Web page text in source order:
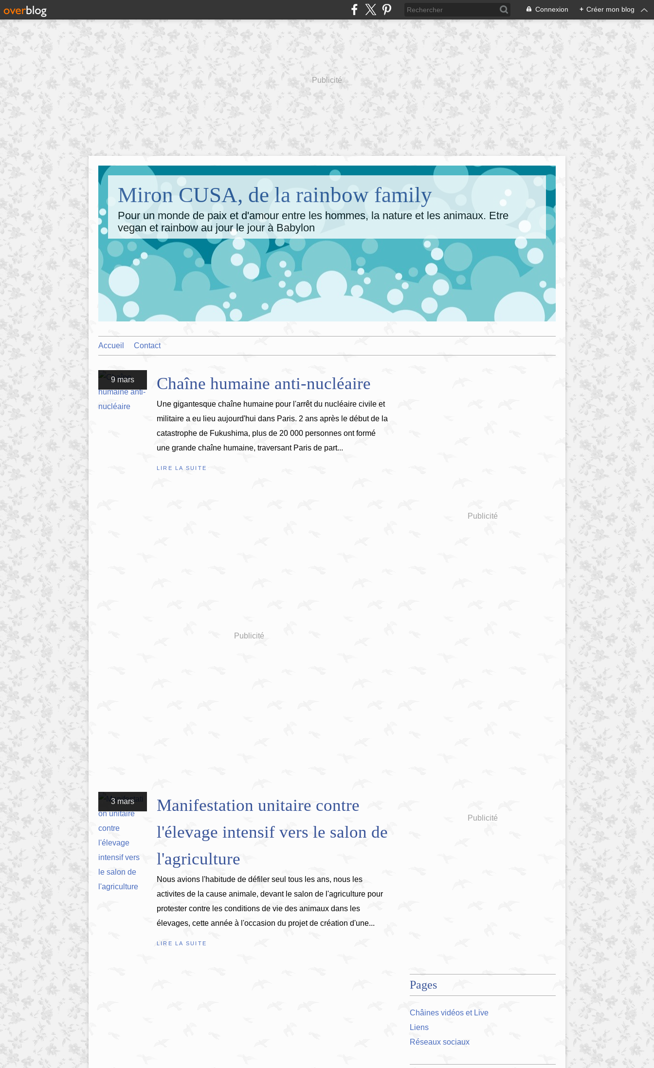
Connexion + Créer mon blog
Publicité
Miron CUSA, de la rainbow family
Pour un monde de paix et d'amour entre les hommes, la nature et les animaux. Etre
vegan et rainbow au jour le jour à Babylon
Accueil Contact
9 mars Chaîne humaine anti-nucléaire
Une gigantesque chaîne humaine pour l'arrêt du nucléaire civile et
militaire a eu lieu aujourd'hui dans Paris. 2 ans après le début de la
catastrophe de Fukushima, plus de 20 000 personnes ont formé
une grande chaîne humaine, traversant Paris de part...
LIRE LA SUITE
Publicité
3 mars
Manifestation unitaire contre
l'élevage intensif vers le salon de
l'agriculture
Nous avions l'habitude de défiler seul tous les ans, nous les
activites de la cause animale, devant le salon de l'agriculture pour
protester contre les conditions de vie des animaux dans les
élevages, cette année à l'occasion du projet de création d'une...
LIRE LA SUITE
Publicité
Publicité
Pages
Châines vidéos et Live
Liens
Réseaux sociaux